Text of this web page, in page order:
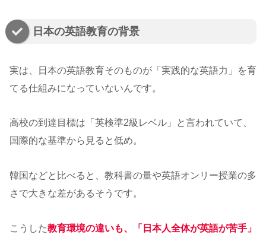
日本の英語教育の背景
実は、日本の英語教育そのものが「実践的な英語力」を育
てる仕組みになっていないんです。
高校の到達目標は「英検準2級レベル」と言われていて、
国際的な基準から見ると低め。
韓国などと比べると、教科書の量や英語オンリー授業の多
さで大きな差があるそうです。
こうした教育環境の違いも、「日本人全体が英語が苦手」